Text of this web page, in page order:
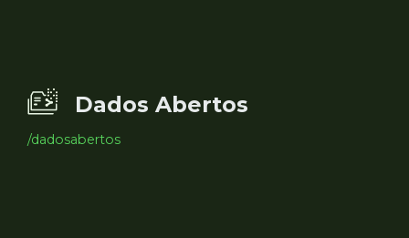
Dados Abertos
/dadosabertos